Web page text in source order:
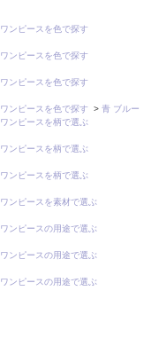
ワンピースを色で探す
ワンピースを色で探す
ワンピースを色で探す
ワンピースを色で探す > 青 ブルー
ワンピースを柄で選ぶ
ワンピースを柄で選ぶ
ワンピースを柄で選ぶ
ワンピースを素材で選ぶ
ワンピースの用途で選ぶ
ワンピースの用途で選ぶ
ワンピースの用途で選ぶ